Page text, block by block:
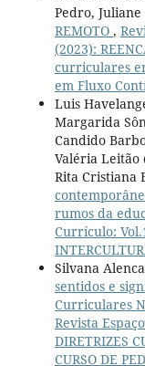
Pedro, Juliane
REMOTO ,
(2023):
curriculares
em Fluxo
Luis
Margarida
Candido
Valéria Leitão
Rita Cristiana
rumos da
Currículo:
Silvana
sentidos e
Curriculares
Revista
DIRETRIZES
CURSO DE